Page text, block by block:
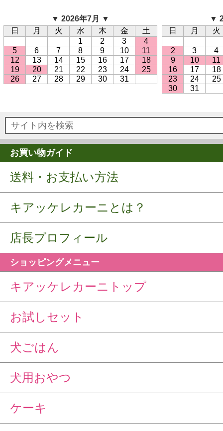
▼ 2026年7月 ▼
日
月 火 水 木 金
土
1
2 3
4
5
6 7 8 9 10
11
12
13 14 15 16 17
18
19
20 21 22 23 24
25
26
27 28 29 30 31
▼
日
月 火
2 3
4
9
10
11
16
17
18
23
24
25
30
31
お買い物ガイド
送料・お支払い方法
キアッケレカーニとは？
店長プロフィール
ショッピングメニュー
キアッケレカーニトップ
お試しセット
犬ごはん
犬用おやつ
ケーキ